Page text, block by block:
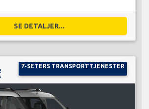
SE DETALJER...
7-SETERS TRANSPORTTJENESTER